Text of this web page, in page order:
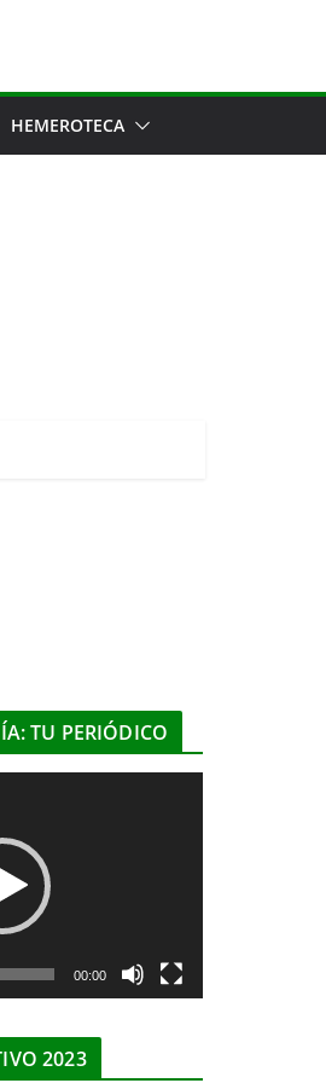
HEMEROTECA
TU PERIÓDICO
00:00
2023